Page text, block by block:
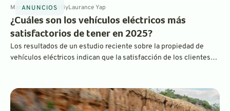
ANUNCIOS
Mar 14, 20253min ByLaurance Yap
¿Cuáles son los vehículos eléctricos más
satisfactorios de tener en 2025?
Los resultados de un estudio reciente sobre la propiedad de
vehículos eléctricos indican que la satisfacción de los clientes
de tener en general, mientras que el Hyundai Ioniq 6 se clasificó
como el mejor vehículo eléctrico convencional.